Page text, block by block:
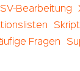
Bearbeitung
Fragen